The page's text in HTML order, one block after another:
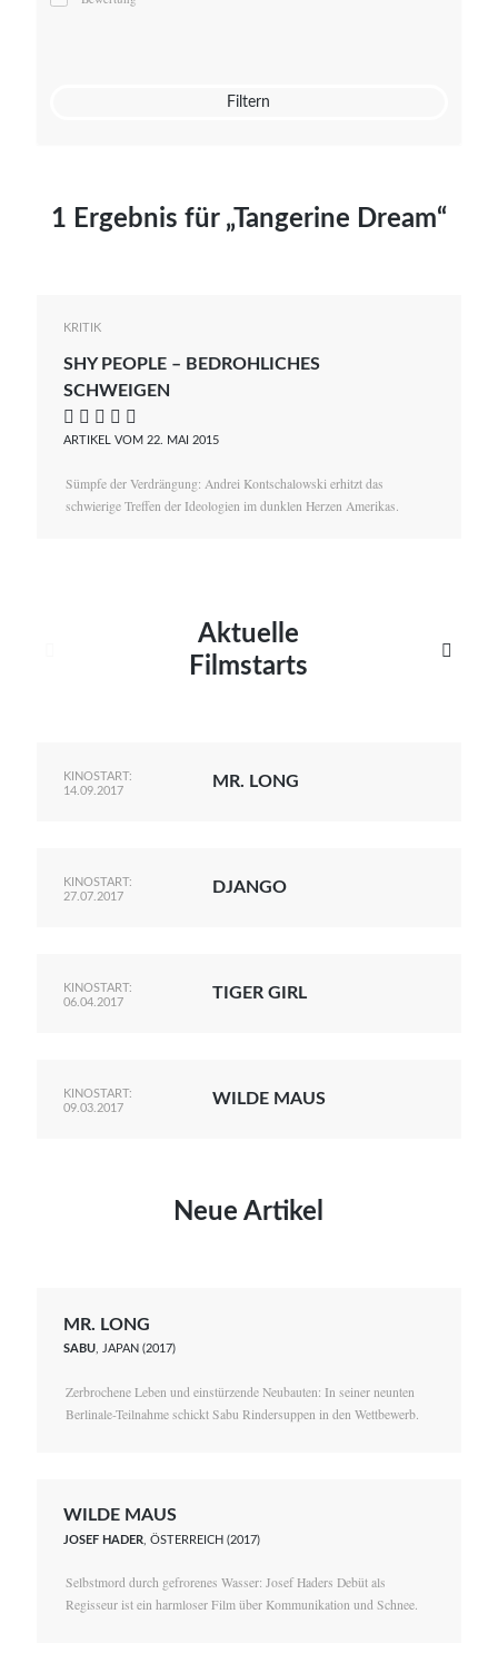
Mato von Vogelstein
Filtern
1 Ergebnis für „Tangerine Dream“
KRITIK
SHY PEOPLE – BEDROHLICHES
SCHWEIGEN
    
ARTIKEL VOM 22. MAI 2015
Sümpfe der Verdrängung: Andrei Kontschalowski erhitzt das
schwierige Treffen der Ideologien im dunklen Herzen Amerikas.
Aktuelle
Filmstarts

KINOSTART:
14.09.2017
MR. LONG
KINOSTART:
27.07.2017
DJANGO
KINOSTART:
06.04.2017
TIGER GIRL
KINOSTART:
09.03.2017
WILDE MAUS
Neue Artikel
MR. LONG
SABU, JAPAN (2017)
Zerbrochene Leben und einstürzende Neubauten: In seiner neunten
Berlinale-Teilnahme schickt Sabu Rindersuppen in den Wettbewerb.
WILDE MAUS
JOSEF HADER , ÖSTERREICH (2017)
Selbstmord durch gefrorenes Wasser: Josef Haders Debüt als
Regisseur ist ein harmloser Film über Kommunikation und Schnee.